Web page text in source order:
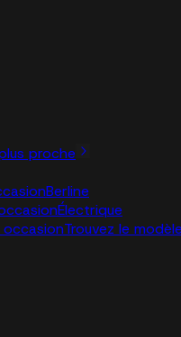
proche
Berline
Électrique
occasionTrouvez le